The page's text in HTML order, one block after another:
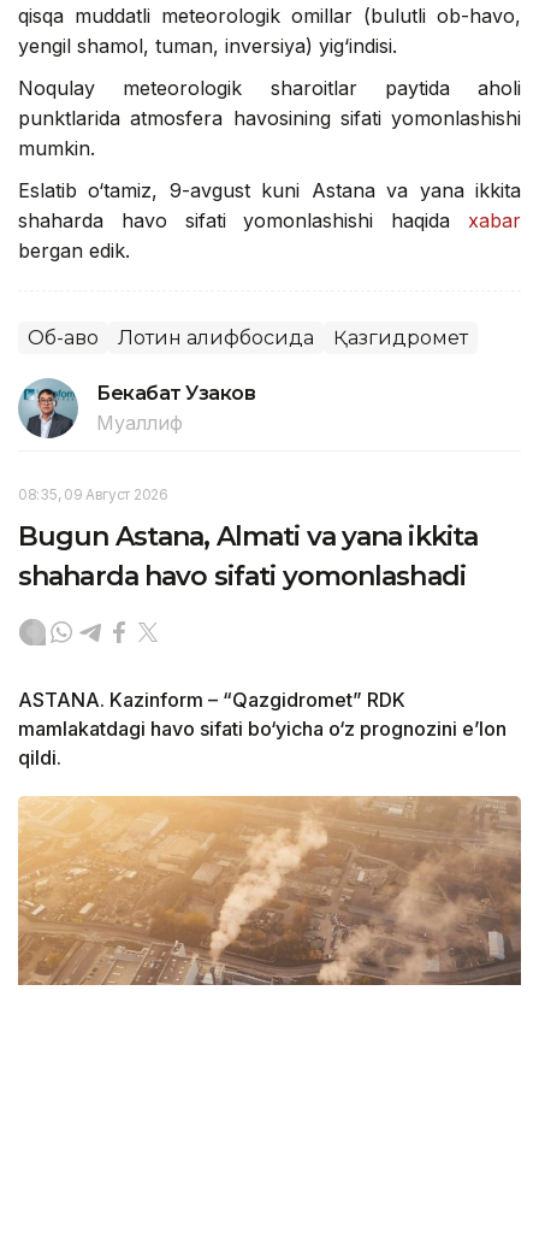
qisqa muddatli meteorologik omillar (bulutli ob-havo,
yengil shamol, tuman, inversiya) yig‘indisi.
Noqulay meteorologik sharoitlar paytida aholi
punktlarida atmosfera havosining sifati yomonlashishi
mumkin.
Eslatib o‘tamiz, 9-avgust kuni Astana va yana ikkita
shaharda havo sifati yomonlashishi haqida xabar
bergan edik.
Об-ҳаво Лотин алифбосида Қазгидромет
Бекабат Узаков
Муаллиф
08:35, 09 Август 2026
Bugun Astana, Almati va yana ikkita
shaharda havo sifati yomonlashadi
ASTANA. Kazinform – “Qazgidromet” RDK
mamlakatdagi havo sifati bo‘yicha o‘z prognozini e’lon
qildi.